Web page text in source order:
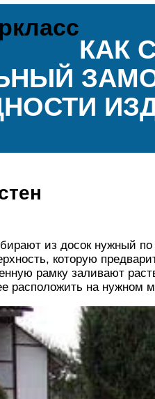
КАК
из досок нужный
которую
рамку заливают
расположить на нужном